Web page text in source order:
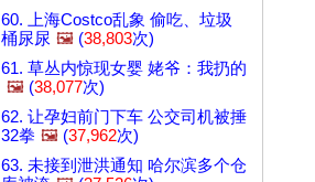
60. 上海Costco乱象 偷吃、垃圾
桶尿尿 🖼️ (38,803次)
61. 草丛内惊现女婴 姥爷：我扔的
🖼️ (38,077次)
62. 让孕妇前门下车 公交司机被捶
32拳 🖼️ (37,962次)
63. 未接到泄洪通知 哈尔滨多个仓